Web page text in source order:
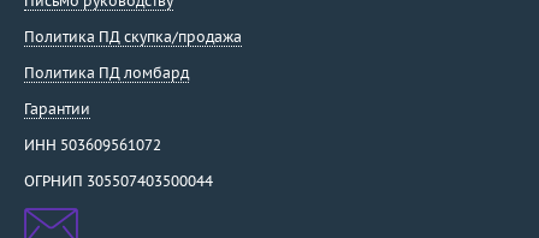
SPM
Staurino Fratelli
Stefan Hafner
Stella
Syntya Gioielli
Политика ПД скупка/продажа
Политика ПД ломбард
Гарантии
ИНН 503609561072
ОГРНИП 305507403500044